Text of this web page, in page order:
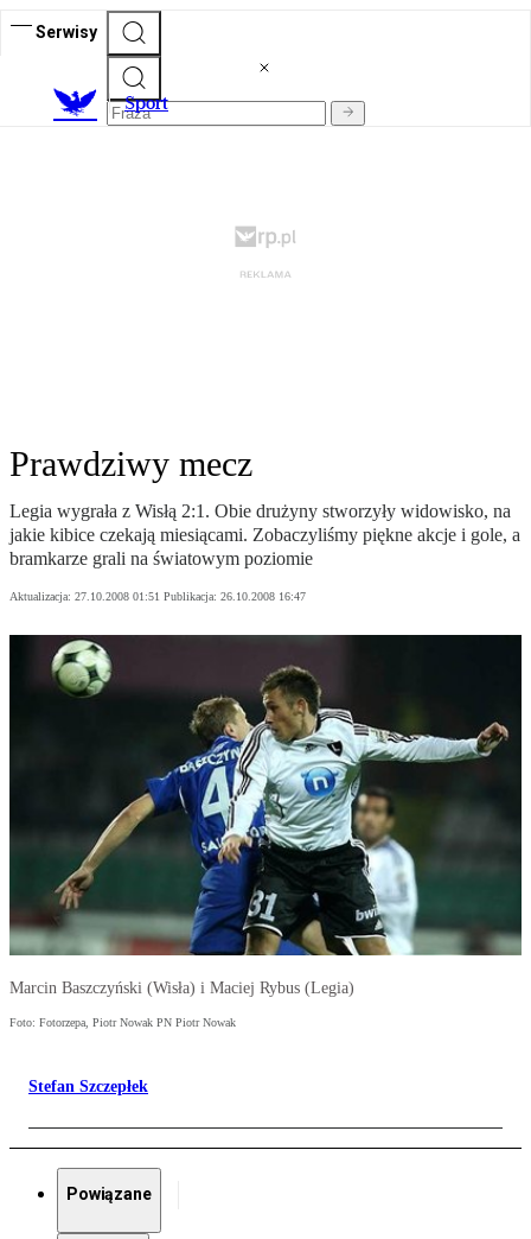
Serwisy
Sport
Prawdziwy mecz
Legia wygrała z Wisłą 2:1. Obie drużyny stworzyły widowisko, na
jakie kibice czekają miesiącami. Zobaczyliśmy piękne akcje i gole, a
bramkarze grali na światowym poziomie
Aktualizacja: 27.10.2008 01:51 Publikacja: 26.10.2008 16:47
Marcin Baszczyński (Wisła) i Maciej Rybus (Legia)
Foto: Fotorzepa, Piotr Nowak PN Piotr Nowak
Stefan Szczepłek
Powiązane